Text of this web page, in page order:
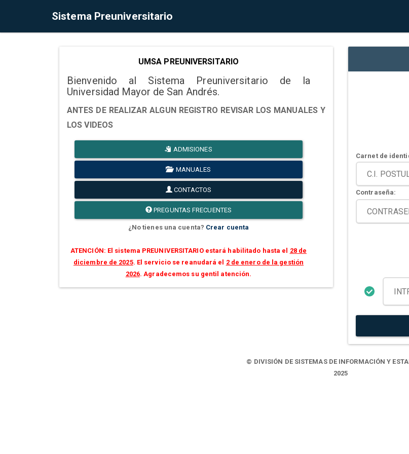
Sistema Preuniversitario
UMSA PREUNIVERSITARIO
Bienvenido al Sistema Preuniversitario de la
Universidad Mayor de San Andrés.
ANTES DE REALIZAR ALGUN REGISTRO REVISAR LOS MANUALES Y
LOS VIDEOS
ADMISIONES
MANUALES
CONTACTOS
PREGUNTAS FRECUENTES
¿No tienes una cuenta? Crear cuenta
ATENCIÓN: El sistema PREUNIVERSITARIO estará habilitado hasta el 28 de
diciembre de 2025. El servicio se reanudará el 2 de enero de la gestión
2026. Agradecemos su gentil atención.
Carnet de
Contraseña:
© DIVISIÓN DE SISTEMAS DE INFORMACIÓN Y
2025